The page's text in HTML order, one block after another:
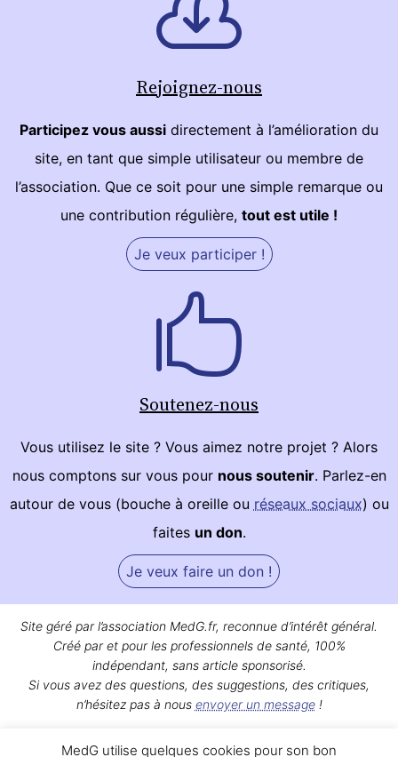
Rejoignez-nous
Participez vous aussi directement à l’amélioration du
site, en tant que simple utilisateur ou membre de
l’association. Que ce soit pour une simple remarque ou
une contribution régulière, tout est utile !
Je veux participer !
Soutenez-nous
Vous utilisez le site ? Vous aimez notre projet ? Alors
nous comptons sur vous pour nous soutenir. Parlez-en
autour de vous (bouche à oreille ou réseaux sociaux) ou
faites un don.
Je veux faire un don !
Site géré par l’association MedG.fr, reconnue d’intérêt général.
Créé par et pour les professionnels de santé, 100%
indépendant, sans article sponsorisé.
Si vous avez des questions, des suggestions, des critiques,
n’hésitez pas à nous envoyer un message!
MedG utilise quelques cookies pour son bon